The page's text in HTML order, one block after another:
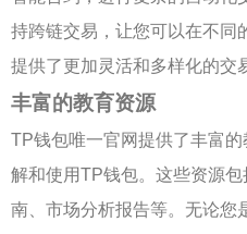
持跨链交易，让您可以在不同
提供了更加灵活和多样化的交
丰富的教育资源
TP钱包唯一官网提供了丰富
解和使用TP钱包。这些资源
南、市场分析报告等。无论您